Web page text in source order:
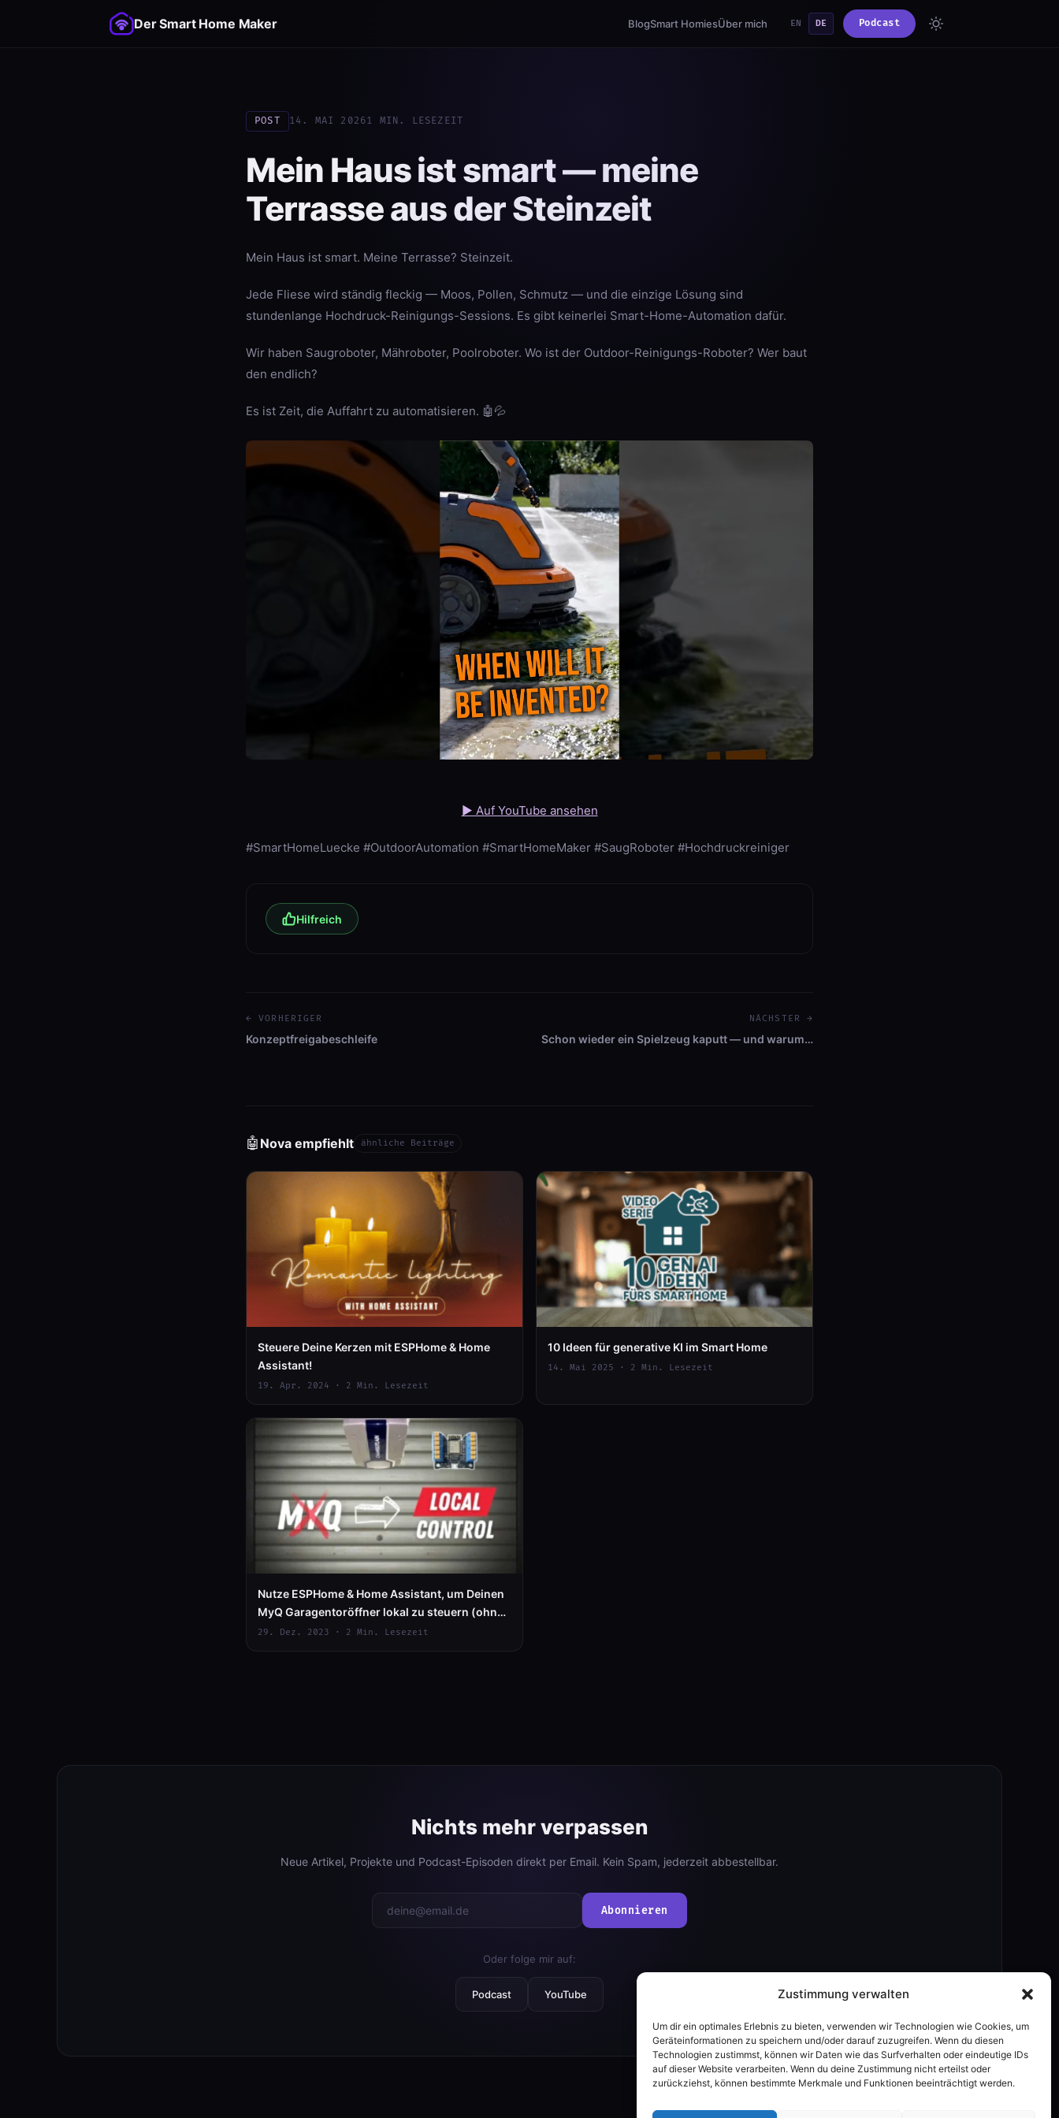
Zustimmung verwalten
Um dir ein optimales Erlebnis zu bieten, verwenden wir Technologien wie Cookies, um
Geräteinformationen zu speichern und/oder darauf zuzugreifen. Wenn du diesen
Technologien zustimmst, können wir Daten wie das Surfverhalten oder eindeutige IDs
auf dieser Website verarbeiten. Wenn du deine Zustimmung nicht erteilst oder
zurückziehst, können bestimmte Merkmale und Funktionen beeinträchtigt werden.
Der Smart Home Maker BlogSmart HomiesÜber mich EN DE Podcast
POST 14. MAI 20261 MIN. LESEZEIT
Mein Haus ist smart — meine
Terrasse aus der Steinzeit
Mein Haus ist smart. Meine Terrasse? Steinzeit.
Jede Fliese wird ständig fleckig — Moos, Pollen, Schmutz — und die einzige Lösung sind
stundenlange Hochdruck-Reinigungs-Sessions. Es gibt keinerlei Smart-Home-Automation dafür.
Wir haben Saugroboter, Mähroboter, Poolroboter. Wo ist der Outdoor-Reinigungs-Roboter? Wer baut
den endlich?
Es ist Zeit, die Auffahrt zu automatisieren. 🤖💦
▶ Auf YouTube ansehen
#SmartHomeLuecke #OutdoorAutomation #SmartHomeMaker #SaugRoboter #Hochdruckreiniger
Hilfreich
← VORHERIGER
Konzeptfreigabeschleife
NÄCHSTER →
Schon wieder ein Spielzeug kaputt — und warum…
🤖 Nova empfiehlt ähnliche Beiträge
Steuere Deine Kerzen mit ESPHome & Home
Assistant!
19. Apr. 2024 · 2 Min. Lesezeit
10 Ideen für generative KI im Smart Home
14. Mai 2025 · 2 Min. Lesezeit
Nutze ESPHome & Home Assistant, um Deinen
MyQ Garagentoröffner lokal zu steuern (ohne
MyQ Cloud)
29. Dez. 2023 · 2 Min. Lesezeit
Nichts mehr verpassen
Neue Artikel, Projekte und Podcast-Episoden direkt per Email. Kein Spam, jederzeit abbestellbar.
Abonnieren
Oder folge mir auf:
Podcast YouTube